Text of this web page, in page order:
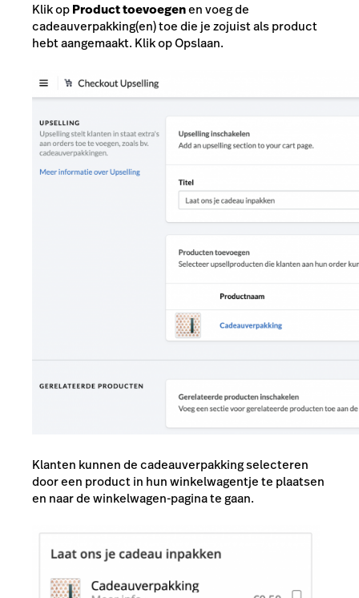
Klik opProduct toevoegenen voeg de
cadeauverpakking(en) toe die je zojuist als product
hebt aangemaakt. Klik op Opslaan.
Klanten kunnen de cadeauverpakking selecteren
door een product in hun winkelwagentje te plaatsen
en naar de winkelwagen-pagina te gaan.